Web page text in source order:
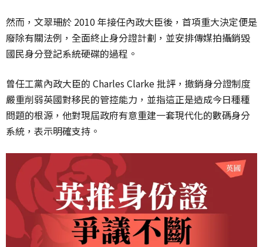
然而，文翠珊於 2010 年接任內政大臣後，首項重大決定便是
廢除有關法例，全面終止身分證計劃，並安排傳媒拍攝銷毀
國民身分登記系統硬碟的過程。
曾任工黨內政大臣的 Charles Clarke 批評，撤銷身分證制度
嚴重削弱英國對移民的管控能力，並指這正是造成今日種種
問題的根源， 他對現屆政府有意重建一套現代化的數碼身分
系統，表示明確支持。